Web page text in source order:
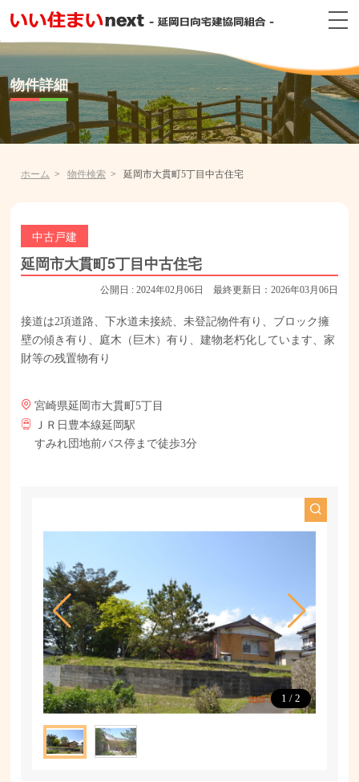
物件詳細
ホーム 物件検索 延岡市大貫町5丁目中古住宅
中古戸建
延岡市大貫町5丁目中古住宅
公開日 : 2024年02月06日 最終更新日：2026年03月06日
接道は2項道路、下水道未接続、未登記物件有り、ブロック擁
壁の傾き有り、庭木（巨木）有り、建物老朽化しています、家
財等の残置物有り
宮崎県延岡市大貫町5丁目
ＪＲ日豊本線延岡駅
すみれ団地前バス停まで徒歩3分
1 /2